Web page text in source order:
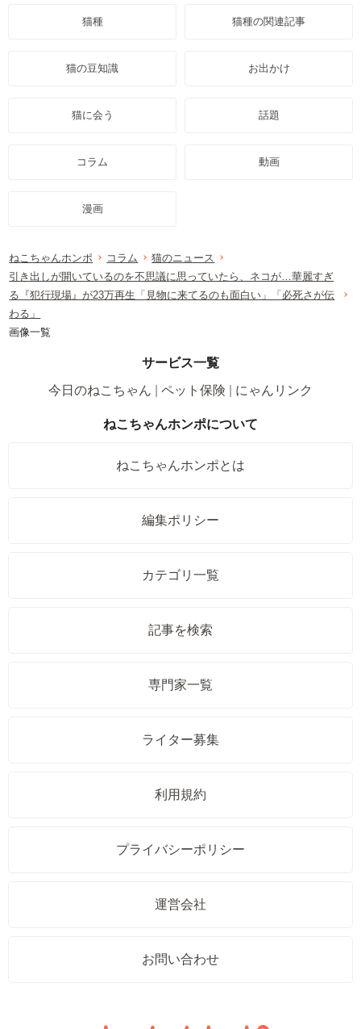
猫種 猫種の関連記事
猫の豆知識 お出かけ
猫に会う 話題
コラム 動画
漫画
ねこちゃんホンポ コラム
猫のニュース
引き出しが開いているのを不思議に思っていたら、ネコが…華麗すぎ
る『犯行現場』が23万再生「見物に来てるのも面白い」「必死さが伝
わる」
画像一覧
サービス一覧
今日のねこちゃん
ペット保険 にゃんリンク
ねこちゃんホンポについて
ねこちゃんホンポとは
編集ポリシー
カテゴリ一覧
記事を検索
専門家一覧
ライター募集
利用規約
プライバシーポリシー
運営会社
お問い合わせ